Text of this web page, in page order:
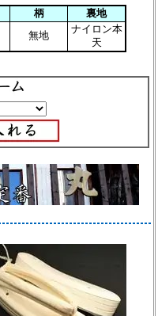
柄
裏地
無地
ナイロン本
天